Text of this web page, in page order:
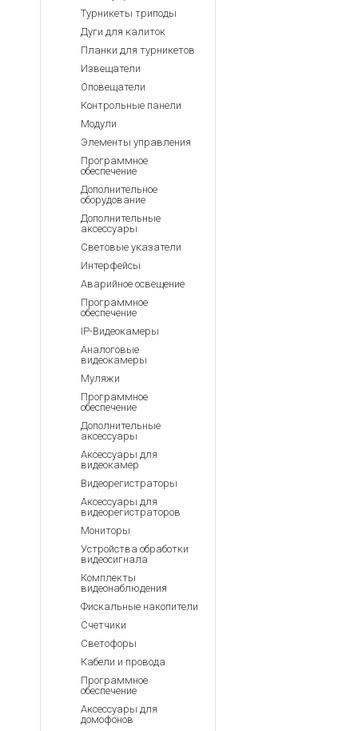
Турникеты триподы
Дуги для калиток
Планки для турникетов
Извещатели
Оповещатели
Контрольные панели
Модули
Элементы управления
Программное
обеспечение
Дополнительное
оборудование
Дополнительные
аксессуары
Световые указатели
Интерфейсы
Аварийное освещение
Программное
обеспечение
IP-Видеокамеры
Аналоговые
видеокамеры
Муляжи
Программное
обеспечение
Дополнительные
аксессуары
Аксессуары для
видеокамер
Видеорегистраторы
Аксессуары для
видеорегистраторов
Мониторы
Устройства обработки
видеосигнала
Комплекты
видеонаблюдения
Фискальные накопители
Счетчики
Светофоры
Кабели и провода
Программное
обеспечение
Аксессуары для
домофонов